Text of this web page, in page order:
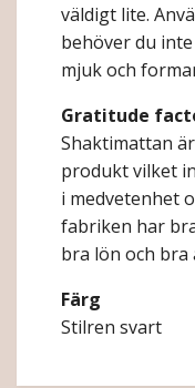
väldigt lite.
behöver du
mjuk och
Gratitude
Shaktimattan
produkt vilket
i medvetenhet
fabriken har
bra lön och bra
Färg
Stilren svart